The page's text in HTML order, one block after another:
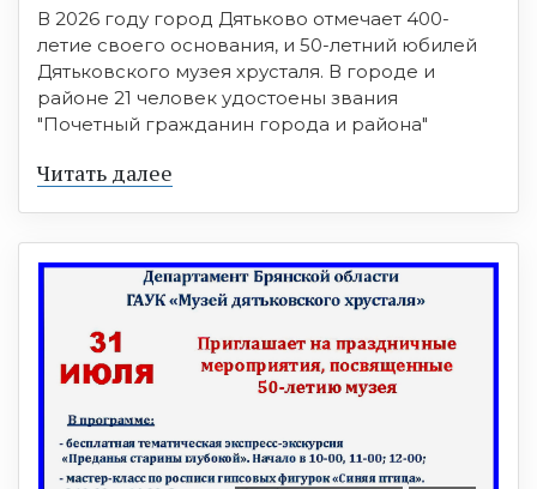
В 2026 году город Дятьково отмечает 400-
летие своего основания, и 50-летний юбилей
Дятьковского музея хрусталя. В городе и
районе 21 человек удостоены звания
"Почетный гражданин города и района"
Читать далее